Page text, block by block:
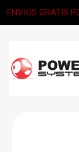
ENVIOS GRATIS